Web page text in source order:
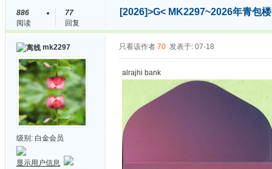
886
阅读
77
回复
[2026]>G< MK2297~2026年青包
mk2297
级别: 白金会员
显示用户信息
只看该作者 70 发表于: 07-18
alrajhi bank